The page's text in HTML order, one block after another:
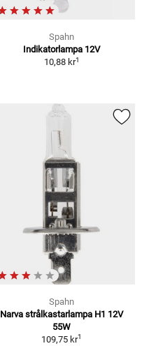
Spahn
Indikatorlampa 12V
10,88 kr1
Spahn
Narva strålkastarlampa H1 12V
55W
109,75 kr1